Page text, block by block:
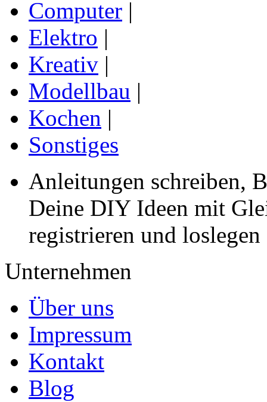
Computer |
Elektro |
Kreativ |
Modellbau |
Kochen |
Sonstiges
Anleitungen schreiben,
Deine DIY Ideen mit
registrieren und loslegen
Unternehmen
Über uns
Impressum
Kontakt
Blog